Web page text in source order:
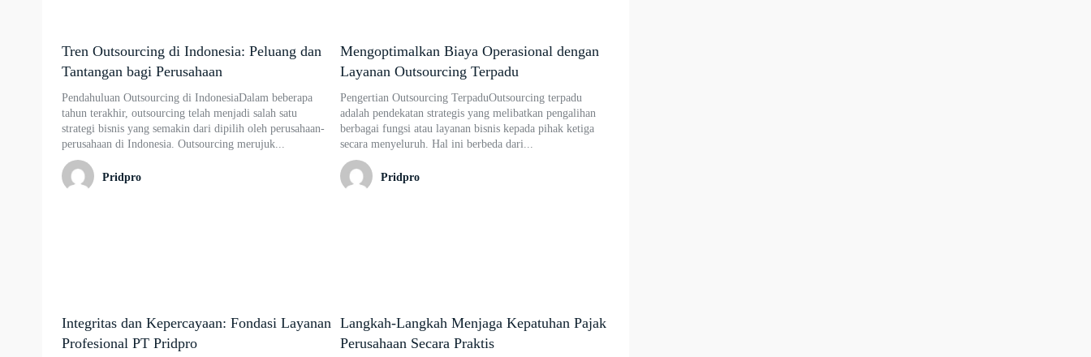
Tren Outsourcing di Indonesia: Peluang dan
Tantangan bagi Perusahaan
Pendahuluan Outsourcing di IndonesiaDalam beberapa
tahun terakhir, outsourcing telah menjadi salah satu
strategi bisnis yang semakin dari dipilih oleh perusahaan-
perusahaan di Indonesia. Outsourcing merujuk...
Pridpro
Mengoptimalkan Biaya Operasional dengan
Layanan Outsourcing Terpadu
Pengertian Outsourcing TerpaduOutsourcing terpadu
adalah pendekatan strategis yang melibatkan pengalihan
berbagai fungsi atau layanan bisnis kepada pihak ketiga
secara menyeluruh. Hal ini berbeda dari...
Pridpro
Integritas dan Kepercayaan: Fondasi Layanan
Profesional PT Pridpro
Langkah-Langkah Menjaga Kepatuhan Pajak
Perusahaan Secara Praktis